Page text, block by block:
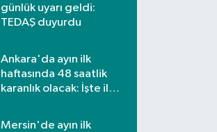
günlük uyarı geldi:
TEDAŞ duyurdu
Ankara'da ayın ilk
haftasında 48 saatlik
karanlık olacak: İşte ilçe
Mersin'de ayın ilk